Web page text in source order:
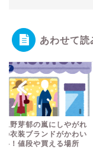
あわせて読
芽郁の嵐にしやがれ
装ブランドがかわい
値段や買える場所